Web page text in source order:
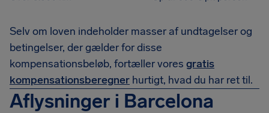
Selv om loven indeholder masser af undtagelser og
betingelser, der gælder for disse
kompensationsbeløb, fortæller vores gratis
kompensationsberegner hurtigt, hvad du har ret til.
Aflysninger i Barcelona